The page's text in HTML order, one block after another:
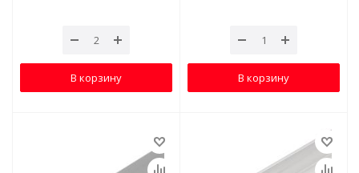
В корзину В корзину